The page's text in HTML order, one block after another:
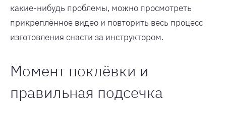
какие-нибудь проблемы, можно просмотреть
прикреплённое видео и повторить весь процесс
изготовления снасти за инструктором.
Момент поклёвки и
правильная подсечка